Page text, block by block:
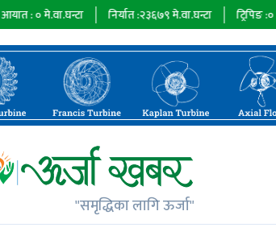
निर्यात :२३६७९मे.वा.घन्टा ट्रिपिङ :० मे.वा.घन्टा
"समृद्धिका लागि ऊर्जा"